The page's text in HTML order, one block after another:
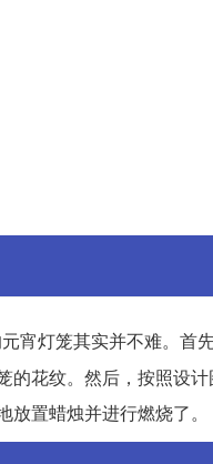
宵灯笼其实并不难。首
的花纹。然后，按照设
置蜡烛并进行燃烧了。